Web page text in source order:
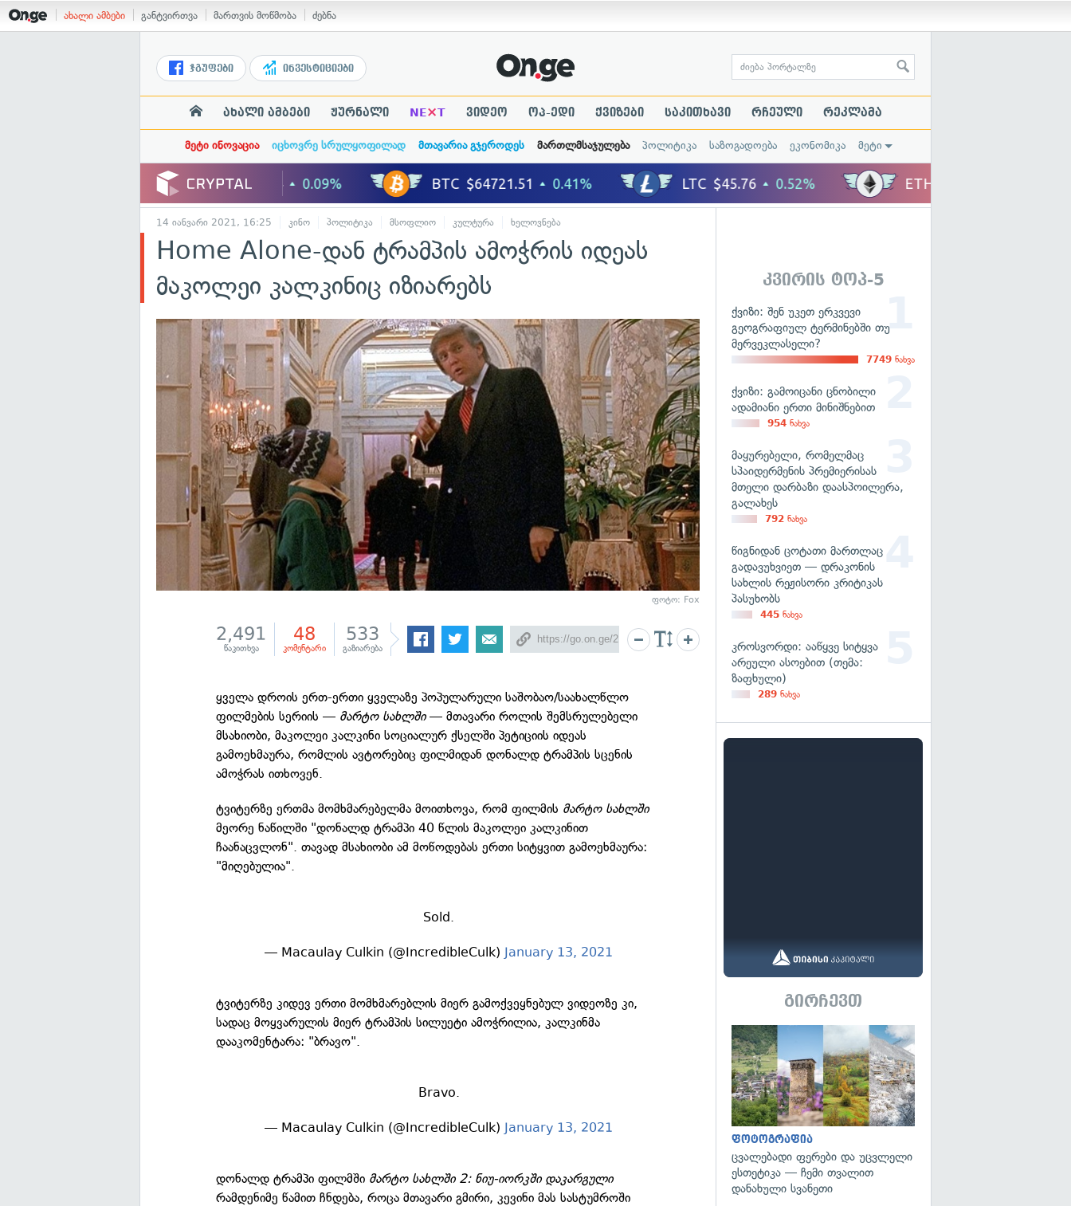
ახალი ამბები განტვირთვა მართვის მოწმობა ძებნა
ჯგუფები ინვესტიციები
ახალი ამბები ჟურნალი NE×T ვიდეო ოპ-ედი ქვიზები საკითხავი რჩეული რეკლამა
მეტი ინოვაცია იცხოვრე სრულყოფილად მთავარია გჯეროდეს მართლმსაჯულება პოლიტიკა საზოგადოება ეკონომიკა მეტი
14 იანვარი 2021, 16:25 კინო პოლიტიკა მსოფლიო კულტურა ხელოვნება
Home Alone-დან ტრამპის ამოჭრის იდეას
მაკოლეი კალკინიც იზიარებს
ფოტო: Fox
2,491
წაკითხვა
48
კომენტარი
533
გაზიარება
ყველა დროის ერთ-ერთი ყველაზე პოპულარული საშობაო/საახალწლო
ფილმების სერიის — მარტო სახლში— მთავარი როლის შემსრულებელი
მსახიობი, მაკოლეი კალკინი სოციალურ ქსელში პეტიციის იდეას
გამოეხმაურა, რომლის ავტორებიც ფილმიდან დონალდ ტრამპის სცენის
ამოჭრას ითხოვენ.
ტვიტერზე ერთმა მომხმარებელმა მოითხოვა, რომ ფილმის მარტო სახლში
მეორე ნაწილში "დონალდ ტრამპი 40 წლის მაკოლეი კალკინით
ჩაანაცვლონ". თავად მსახიობი ამ მოწოდებას ერთი სიტყვით გამოეხმაურა:
"მიღებულია".
Sold.
— Macaulay Culkin (@IncredibleCulk) January 13, 2021
ტვიტერზე კიდევ ერთი მომხმარებლის მიერ გამოქვეყნებულ ვიდეოზე კი,
სადაც მოყვარულის მიერ ტრამპის სილუეტი ამოჭრილია, კალკინმა
დააკომენტარა: "ბრავო".
Bravo.
— Macaulay Culkin (@IncredibleCulk) January 13, 2021
დონალდ ტრამპი ფილმში მარტო სახლში 2: ნიუ-იორკში დაკარგული
რამდენიმე წამით ჩნდება, როცა მთავარი გმირი, კევინი მას სასტუმროში
კვირის ტოპ-5
ქვიზი: შენ უკეთ ერკვევი
გეოგრაფიულ ტერმინებში თუ
მერვეკლასელი?
7749 ნახვა
ქვიზი: გამოიცანი ცნობილი
ადამიანი ერთი მინიშნებით
954 ნახვა
მაყურებელი, რომელმაც
სპაიდერმენის პრემიერისას
მთელი დარბაზი დაასპოილერა,
გალახეს
792 ნახვა
წიგნიდან ცოტათი მართლაც
გადავუხვიეთ — დრაკონის
სახლის რეჟისორი კრიტიკას
პასუხობს
445 ნახვა
კროსვორდი: ააწყვე სიტყვა
არეული ასოებით (თემა:
ზაფხული)
289 ნახვა
გირჩევთ
ფოტოგრაფია
ცვალებადი ფერები და უცვლელი
ესთეტიკა — ჩემი თვალით
დანახული სვანეთი